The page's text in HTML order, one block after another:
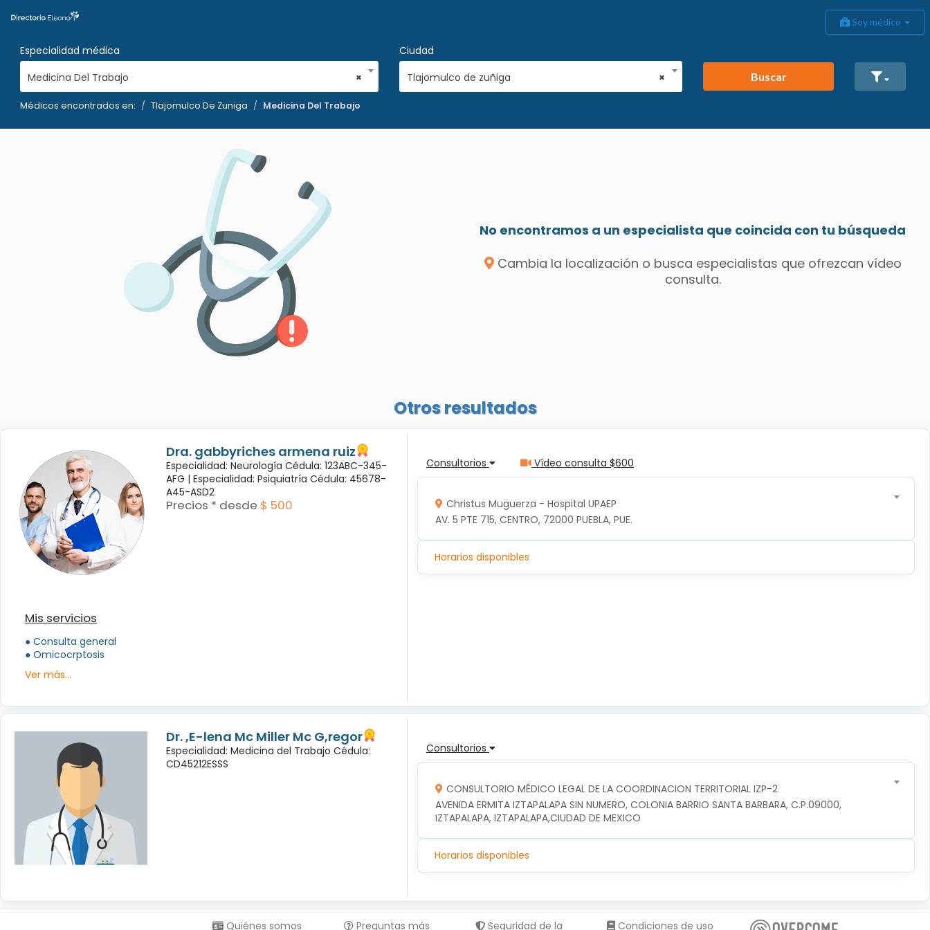
Soy médico
Especialidad médica
×
Medicina Del Trabajo
Ciudad
×
Tlajomulco de zuñiga Buscar
Médicos encontrados en: Tlajomulco De Zuniga Medicina Del Trabajo
No encontramos a un especialista que coincida con tu búsqueda
Cambia la localización o busca especialistas que ofrezcan vídeo
consulta.
Otros resultados
Dra. gabbyriches armena ruiz
Especialidad: Neurología Cédula: 123ABC-345-
AFG | Especialidad: Psiquiatría Cédula: 45678-
A45-ASD2
Precios * desde $ 500
Mis servicios
● Consulta general
● Omicocrptosis
Ver más...
Consultorios Vídeo consulta $600
Christus Muguerza - Hospital UPAEP
AV. 5 PTE 715, CENTRO, 72000 PUEBLA, PUE.
Horarios disponibles
Dr. ,E-lena Mc Miller Mc G,regor
Especialidad: Medicina del Trabajo Cédula:
CD45212ESSS
Consultorios
CONSULTORIO MÉDICO LEGAL DE LA COORDINACION TERRITORIAL IZP-2
AVENIDA ERMITA IZTAPALAPA SIN NUMERO, COLONIA BARRIO SANTA BARBARA, C.P.09000,
IZTAPALAPA, IZTAPALAPA,CIUDAD DE MEXICO
Horarios disponibles
Quiénes somos Preguntas más Seguridad de la Condiciones de uso